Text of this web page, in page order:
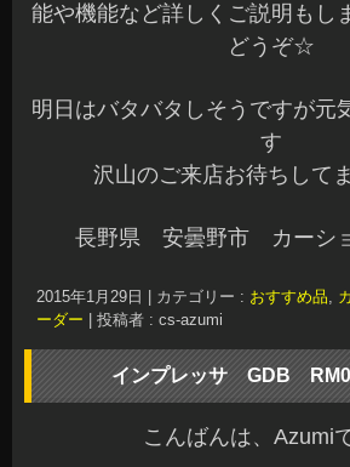
能や機能など詳しくご説明もし
どうぞ☆
明日はバタバタしそうですが元
す
沢山のご来店お待ちして
長野県 安曇野市 カーシ
2015年1月29日 カテゴリー : おすすめ品,
ーダー
投稿者 : cs-azumi
インプレッサ GDB
こんばんは、Azumi